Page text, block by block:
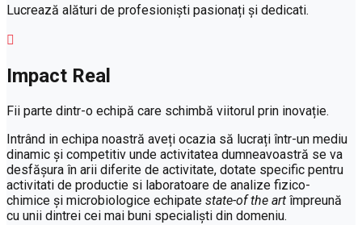
Lucrează alături de profesioniști pasionați și dedicati.
Impact Real
Fii parte dintr-o echipă care schimbă viitorul prin inovație.
Intrând in echipa noastră aveți ocazia să lucrați într-un mediu
dinamic și competitiv unde activitatea dumneavoastră se va
desfășura în arii diferite de activitate, dotate specific pentru
activitati de productie si laboratoare de analize fizico-
chimice și microbiologice echipate state-of the art împreună
cu unii dintrei cei mai buni specialiști din domeniu.